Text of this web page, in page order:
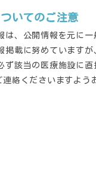
いてのご注意
は、公開情報を元に
掲載に努めています
ず該当の医療施設に
連絡くださいますよう